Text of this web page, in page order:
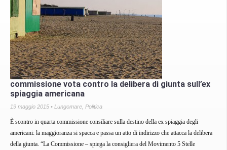
commissione vota contro la delibera di giunta sull’ex
spiaggia americana
19 maggio 2015 • Lungomare Politica
È scontro in quarta commissione consiliare sulla destino della ex spiaggia degli
americani: la maggioranza si spacca e passa un atto di indirizzo che attacca la delibera
della giunta. “La Commissione – spiega la consigliera del Movimento 5 Stelle